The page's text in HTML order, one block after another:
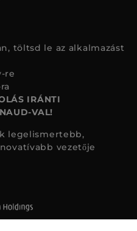
töltsd le az alkalmazást
IRÁNTI
VAL!
legelismertebb,
vezetője